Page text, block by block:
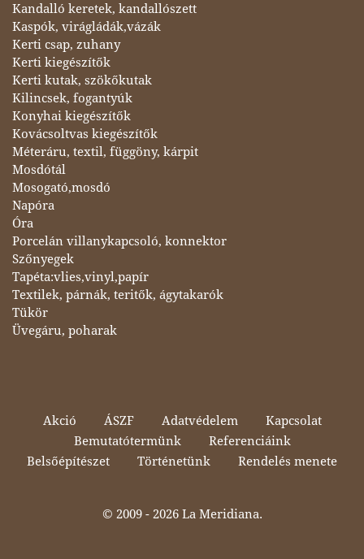
Kandalló keretek, kandallószett
Kaspók, virágládák,vázák
Kerti csap, zuhany
Kerti kiegészítők
Kerti kutak, szökőkutak
Kilincsek, fogantyúk
Konyhai kiegészítők
Kovácsoltvas kiegészítők
Méteráru, textil, függöny, kárpit
Mosdótál
Mosogató,mosdó
Napóra
Óra
Porcelán villanykapcsoló, konnektor
Szőnyegek
Tapéta:vlies,vinyl,papír
Textilek, párnák, teritők, ágytakarók
Tükör
Üvegáru, poharak
Akció ÁSZF Adatvédelem
Kapcsolat
Bemutatótermünk
Referenciáink
Belsőépítészet
Történetünk Rendelés menete
© 2009 - 2026 La Meridiana.